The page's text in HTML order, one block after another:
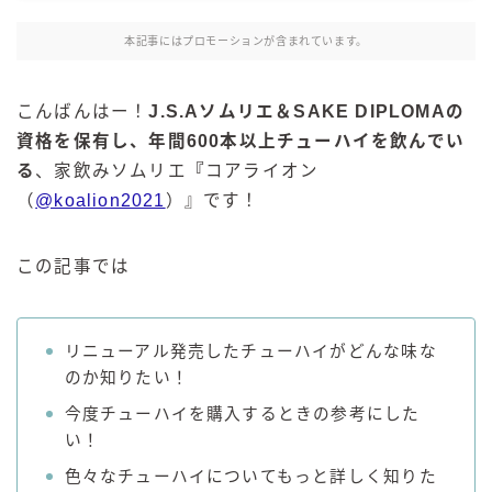
スミノフ セルツァー
サントリー
ー196℃ ストロングゼロ
ー196℃ ザ・まるごと
ほろよい
角ハイボール
ジムビームハイボール
本記事にはプロモーションが含まれています。
こんばんはー！J.S.Aソムリエ＆SAKE DIPLOMAの
資格を保有し、年間600本以上チューハイを飲んでい
る 、家飲みソムリエ 『 コアライオン
（ @koalion2021 ）』です！
この記事では
リニューアル発売したチューハイがどんな味な
のか知りたい！
今度チューハイを購入するときの参考にした
い！
色々なチューハイについてもっと詳しく知りた